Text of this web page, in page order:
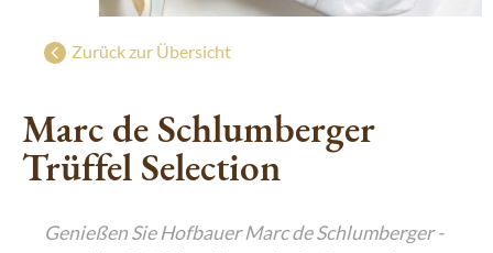
Geschenke mit Wiener Charme
De Luxe Collection
Saisonal: Süßes vom Christkind
Zurück zur Übersicht
Marc de Schlumberger
Trüffel Selection
Genießen Sie Hofbauer Marc de Schlumberger -